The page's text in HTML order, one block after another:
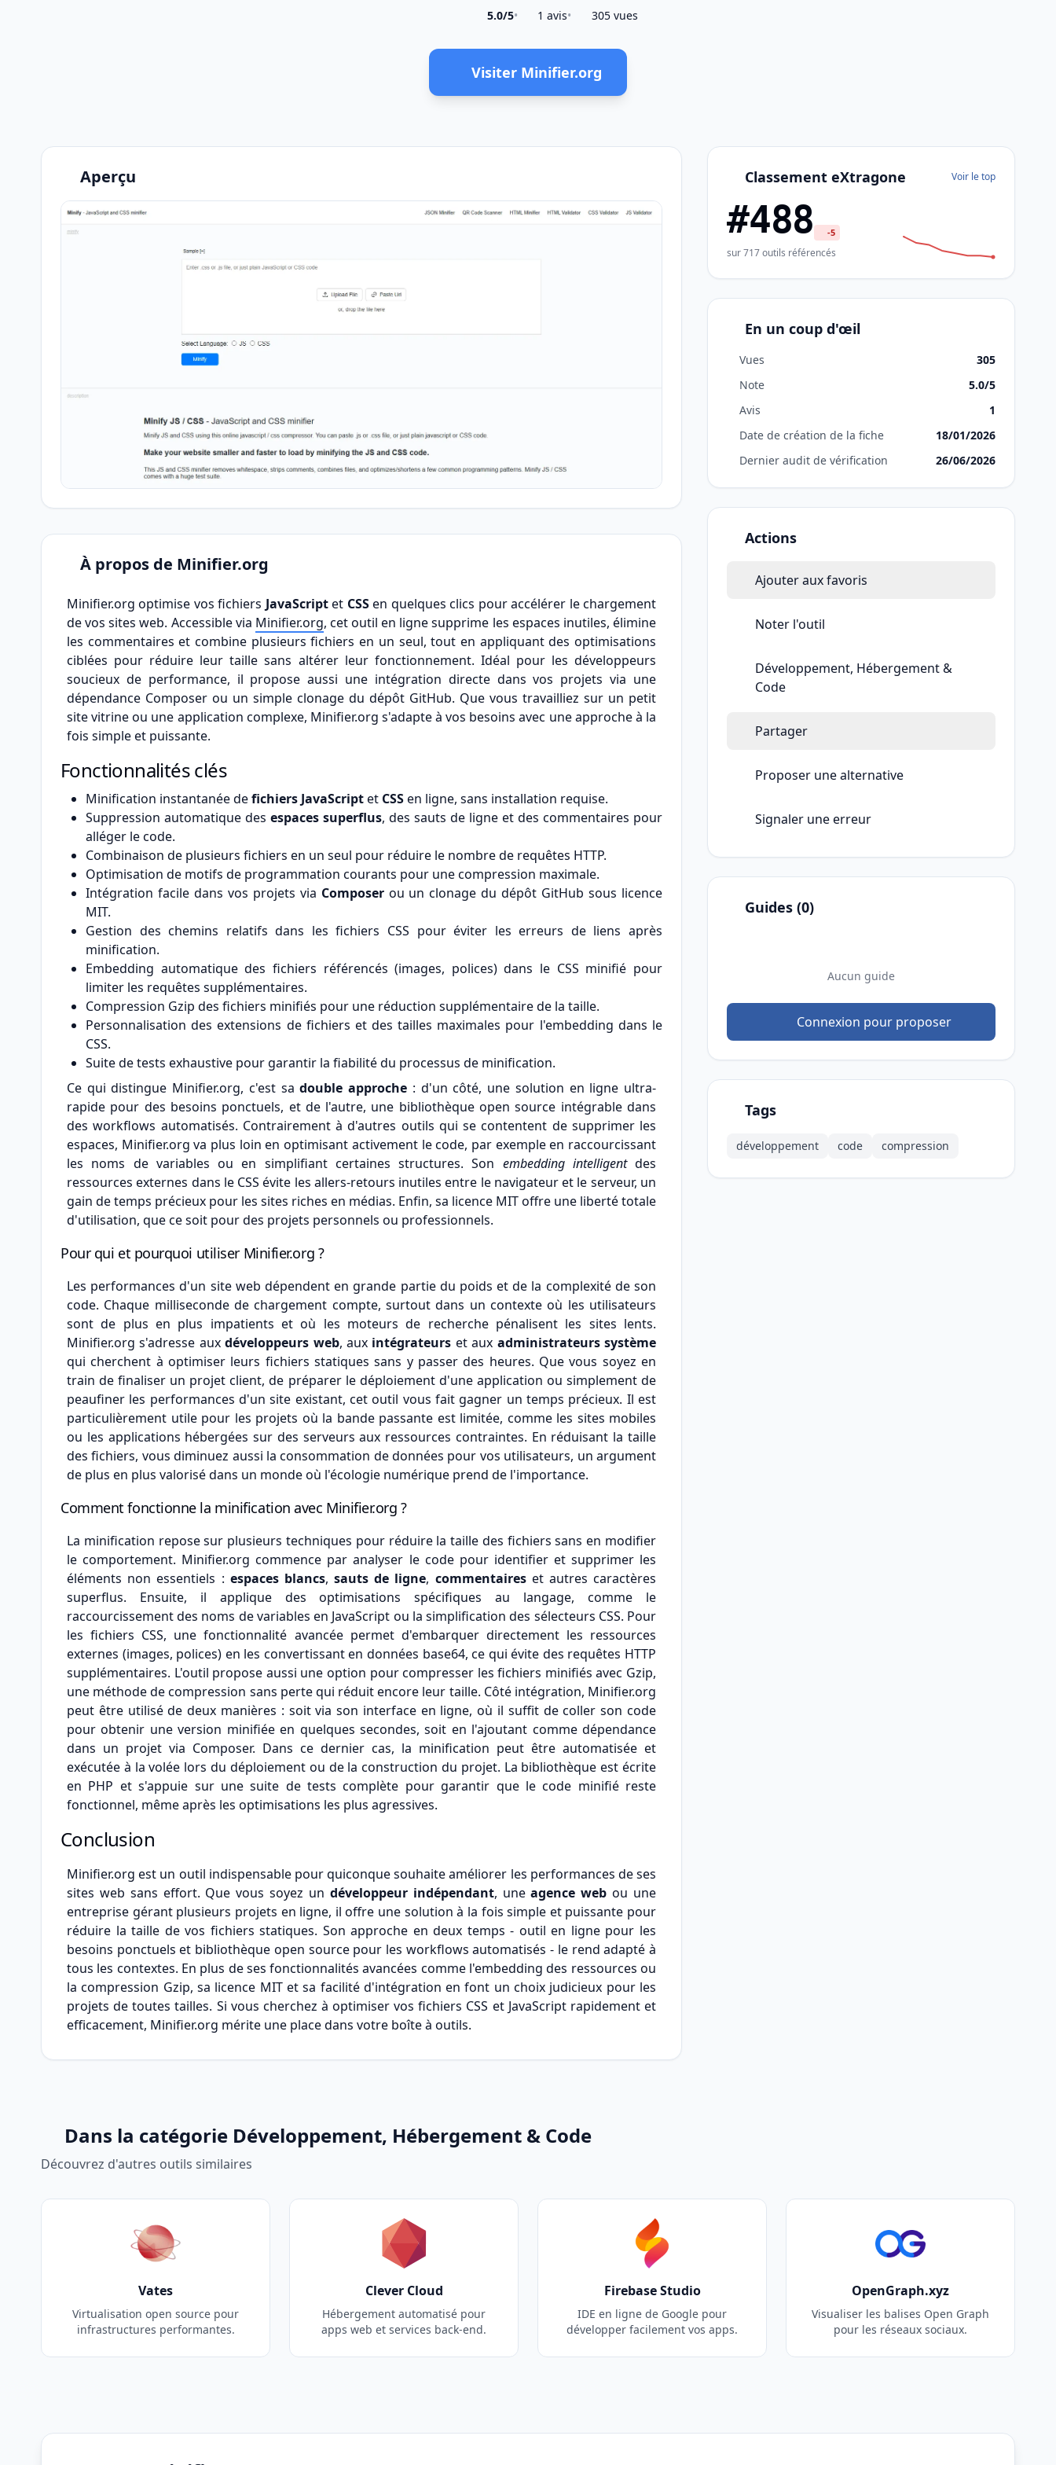
5.0/5• 1 avis• 305 vues
Visiter Minifier.org
Aperçu
À propos de Minifier.org
Minifier.org optimise vos fichiers JavaScriptet CSSen quelques clics pour accélérer le chargement
de vos sites web. Accessible via Minifier.org, cet outil en ligne supprime les espaces inutiles, élimine
les commentaires et combine plusieurs fichiers en un seul, tout en appliquant des optimisations
ciblées pour réduire leur taille sans altérer leur fonctionnement. Idéal pour les développeurs
soucieux de performance, il propose aussi une intégration directe dans vos projets via une
dépendance Composer ou un simple clonage du dépôt GitHub. Que vous travailliez sur un petit
site vitrine ou une application complexe, Minifier.org s'adapte à vos besoins avec une approche à la
fois simple et puissante.
Fonctionnalités clés
Minification instantanée defichiers JavaScriptet CSSen ligne, sans installation requise.
Suppression automatique des espaces superflus, des sauts de ligne et des commentaires pour
alléger le code.
Combinaison de plusieurs fichiers en un seul pour réduire le nombre de requêtes HTTP.
Optimisation de motifs de programmation courants pour une compression maximale.
Intégration facile dans vos projets via Composerou un clonage du dépôt GitHub sous licence
MIT.
Gestion des chemins relatifs dans les fichiers CSS pour éviter les erreurs de liens après
minification.
Embedding automatique des fichiers référencés (images, polices) dans le CSS minifié pour
limiter les requêtes supplémentaires.
Compression Gzip des fichiers minifiés pour une réduction supplémentaire de la taille.
Personnalisation des extensions de fichiers et des tailles maximales pour l'embedding dans le
CSS.
Suite de tests exhaustive pour garantir la fiabilité du processus de minification.
Ce qui distingue Minifier.org, c'est sadouble approche : d'un côté, une solution en ligne ultra-
rapide pour des besoins ponctuels, et de l'autre, une bibliothèque open source intégrable dans
des workflows automatisés. Contrairement à d'autres outils qui se contentent de supprimer les
espaces, Minifier.org va plus loin en optimisant activement le code, par exemple en raccourcissant
les noms de variables ou en simplifiant certaines structures. Son embedding intelligentdes
ressources externes dans le CSS évite les allers-retours inutiles entre le navigateur et le serveur, un
gain de temps précieux pour les sites riches en médias. Enfin, sa licence MIT offre une liberté totale
d'utilisation, que ce soit pour des projets personnels ou professionnels.
Pour qui et pourquoi utiliser Minifier.org ?
Les performances d'un site web dépendent en grande partie du poids et de la complexité de son
code. Chaque milliseconde de chargement compte, surtout dans un contexte où les utilisateurs
sont de plus en plus impatients et où les moteurs de recherche pénalisent les sites lents.
Minifier.org s'adresse auxdéveloppeurs web, aux intégrateurs et aux administrateurs système
qui cherchent à optimiser leurs fichiers statiques sans y passer des heures. Que vous soyez en
train de finaliser un projet client, de préparer le déploiement d'une application ou simplement de
peaufiner les performances d'un site existant, cet outil vous fait gagner un temps précieux. Il est
particulièrement utile pour les projets où la bande passante est limitée, comme les sites mobiles
ou les applications hébergées sur des serveurs aux ressources contraintes. En réduisant la taille
des fichiers, vous diminuez aussi la consommation de données pour vos utilisateurs, un argument
de plus en plus valorisé dans un monde où l'écologie numérique prend de l'importance.
Comment fonctionne la minification avec Minifier.org ?
La minification repose sur plusieurs techniques pour réduire la taille des fichiers sans en modifier
le comportement. Minifier.org commence par analyser le code pour identifier et supprimer les
éléments non essentiels : espaces blancs,sauts de ligne, commentaireset autres caractères
superflus. Ensuite, il applique des optimisations spécifiques au langage, comme le
raccourcissement des noms de variables en JavaScript ou la simplification des sélecteurs CSS. Pour
les fichiers CSS, une fonctionnalité avancée permet d'embarquer directement les ressources
externes (images, polices) en les convertissant en données base64, ce qui évite des requêtes HTTP
supplémentaires. L'outil propose aussi une option pour compresser les fichiers minifiés avec Gzip,
une méthode de compression sans perte qui réduit encore leur taille. Côté intégration, Minifier.org
peut être utilisé de deux manières : soit via son interface en ligne, où il suffit de coller son code
pour obtenir une version minifiée en quelques secondes, soit en l'ajoutant comme dépendance
dans un projet via Composer. Dans ce dernier cas, la minification peut être automatisée et
exécutée à la volée lors du déploiement ou de la construction du projet. La bibliothèque est écrite
en PHP et s'appuie sur une suite de tests complète pour garantir que le code minifié reste
fonctionnel, même après les optimisations les plus agressives.
Conclusion
Minifier.org est un outil indispensable pour quiconque souhaite améliorer les performances de ses
sites web sans effort. Que vous soyez un développeur indépendant, uneagence web ou une
entreprise gérant plusieurs projets en ligne, il offre une solution à la fois simple et puissante pour
réduire la taille de vos fichiers statiques. Son approche en deux temps - outil en ligne pour les
besoins ponctuels et bibliothèque open source pour les workflows automatisés - le rend adapté à
tous les contextes. En plus de ses fonctionnalités avancées comme l'embedding des ressources ou
la compression Gzip, sa licence MIT et sa facilité d'intégration en font un choix judicieux pour les
projets de toutes tailles. Si vous cherchez à optimiser vos fichiers CSS et JavaScript rapidement et
efficacement, Minifier.org mérite une place dans votre boîte à outils.
Classement eXtragone Voir le top
#488 -5
sur 717 outils référencés
En un coup d'œil
Vues
305
Note
5.0/5
Avis
1
Date de création de la fiche
18/01/2026
Dernier audit de vérification
26/06/2026
Actions
Ajouter aux favoris
Noter l'outil
Développement, Hébergement &
Code
Partager
Proposer une alternative
Signaler une erreur
Guides (0)
Aucun guide
Connexion pour proposer
Tags
développement code compression
Dans la catégorie Développement, Hébergement & Code
Découvrez d'autres outils similaires
Vates
Virtualisation open source pour
infrastructures performantes.
Clever Cloud
Hébergement automatisé pour
apps web et services back-end.
Firebase Studio
IDE en ligne de Google pour
développer facilement vos apps.
OpenGraph.xyz
Visualiser les balises Open Graph
pour les réseaux sociaux.